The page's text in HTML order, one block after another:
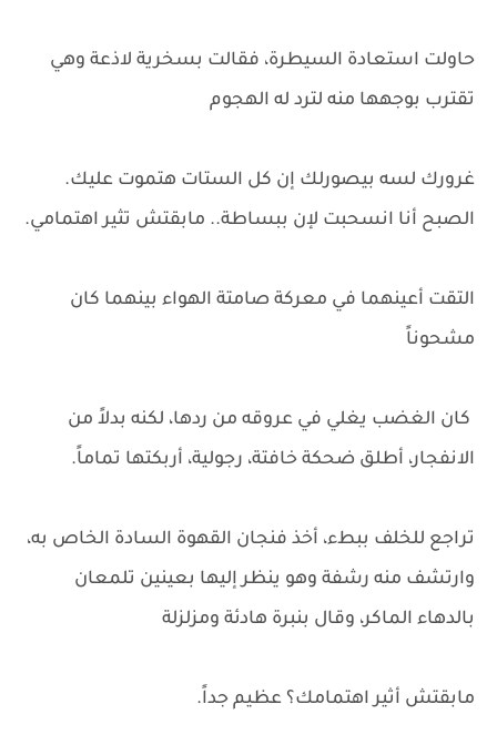
حاولت استعادة السيطرة، فقالت بسخرية لاذعة وهي
تقترب بوجهها منه لترد له الهجوم
غرورك لسه بيصورلك إن كل الستات هتموت عليك.
الصبح أنا انسحبت لإن ببساطة.. مابقتش تثير اهتمامي.
التقت أعينهما في معركة صامتة الهواء بينهما كان
مشحوناً
كان الغضب يغلي في عروقه من ردها، لكنه بدلاً من
الانفجار، أطلق ضحكة خافتة، رجولية، أربكتها تماماً.
تراجع للخلف ببطء، أخذ فنجان القهوة السادة الخاص به،
وارتشف منه رشفة وهو ينظر إليها بعينين تلمعان
بالدهاء الماكر، وقال بنبرة هادئة ومزلزلة
مابقتش أثير اهتمامك؟ عظيم جداً.